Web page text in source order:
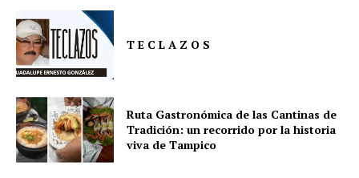
T E C L A Z O S
Ruta Gastronómica de las Cantinas de
Tradición: un recorrido por la historia
viva de Tampico